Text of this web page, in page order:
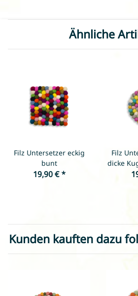
Ähnliche
Filz Untersetzer eckig
bunt
19,90 €*
Filz
dicke
Kunden kauften dazu